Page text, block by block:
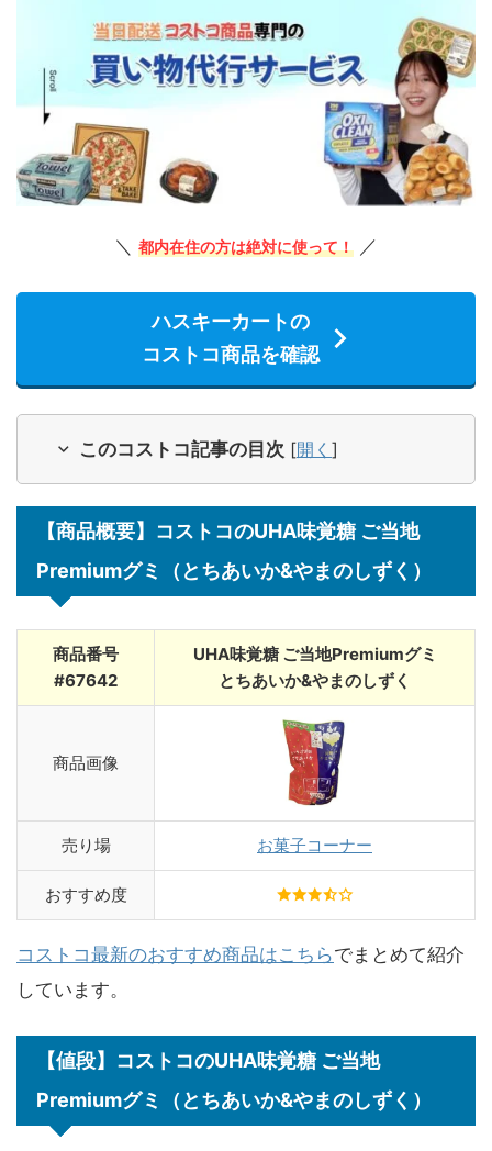
＼ 都内在住の方は絶対に使って！ ／
ハスキーカートの
コストコ商品を確認
このコストコ記事の目次 [開く ]
【商品概要】コストコのUHA味覚糖 ご当地
Premiumグミ（とちあいか&やまのしずく）
商品番号
#67642
UHA味覚糖 ご当地Premiumグミ
とちあいか&やまのしずく
商品画像
売り場 お菓子コーナー
おすすめ度
コストコ最新のおすすめ商品はこちらでまとめて紹介
しています。
【値段】コストコのUHA味覚糖 ご当地
Premiumグミ（とちあいか&やまのしずく）